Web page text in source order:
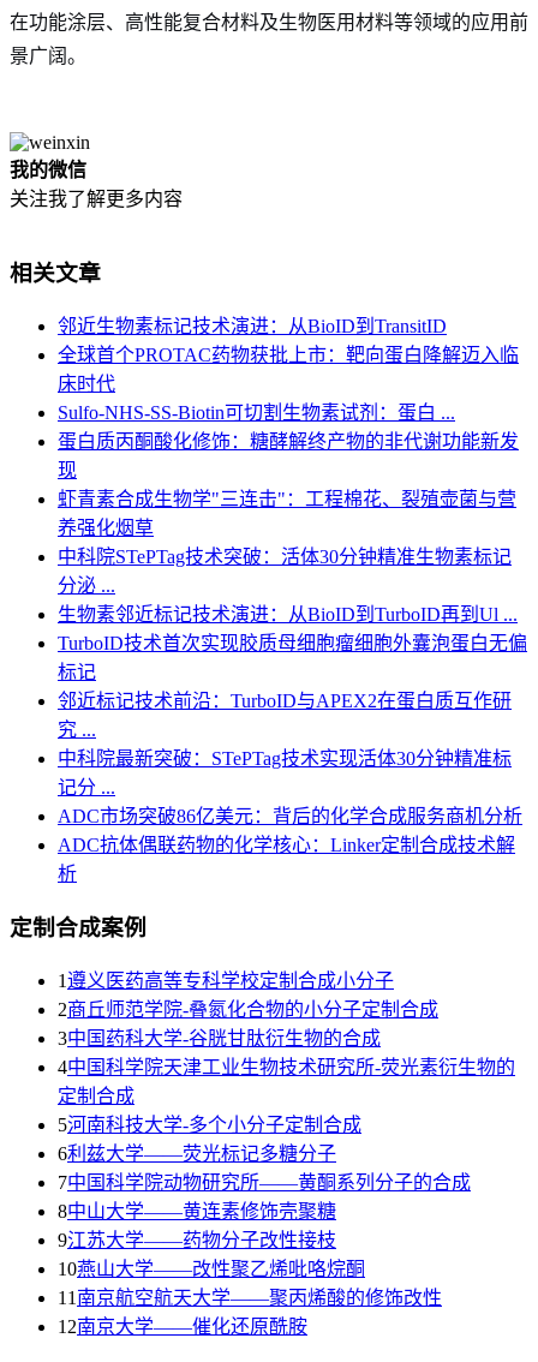
在功能涂层、高性能复合材料及生物医用材料等领域的应用前
景广阔。
我的微信
关注我了解更多内容
相关文章
邻近生物素标记技术演进：从BioID到TransitID
全球首个PROTAC药物获批上市：靶向蛋白降解迈入临
床时代
Sulfo-NHS-SS-Biotin可切割生物素试剂：蛋白 ...
蛋白质丙酮酸化修饰：糖酵解终产物的非代谢功能新发
现
虾青素合成生物学"三连击"：工程棉花、裂殖壶菌与营
养强化烟草
中科院STePTag技术突破：活体30分钟精准生物素标记
分泌 ...
生物素邻近标记技术演进：从BioID到TurboID再到Ul ...
TurboID技术首次实现胶质母细胞瘤细胞外囊泡蛋白无偏
标记
邻近标记技术前沿：TurboID与APEX2在蛋白质互作研
究 ...
中科院最新突破：STePTag技术实现活体30分钟精准标
记分 ...
ADC市场突破86亿美元：背后的化学合成服务商机分析
ADC抗体偶联药物的化学核心：Linker定制合成技术解
析
定制合成案例
1遵义医药高等专科学校定制合成小分子
2商丘师范学院-叠氮化合物的小分子定制合成
3​中国药科大学-谷胱甘肽衍生物的合成
4中国科学院天津工业生物技术研究所-荧光素衍生物的
定制合成
5河南科技大学-多个小分子定制合成
6利兹大学——荧光标记多糖分子
7中国科学院动物研究所——黄酮系列分子的合成
8中山大学——黄连素修饰壳聚糖
9江苏大学——药物分子改性接枝
10燕山大学——改性聚乙烯吡咯烷酮
11 南京航空航天大学——聚丙烯酸的修饰改性
12南京大学——催化还原酰胺